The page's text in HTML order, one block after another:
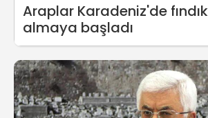
Araplar Karadeniz'de
almaya başladı